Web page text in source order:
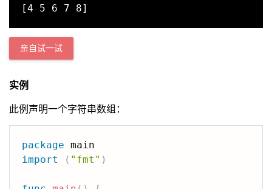
亲自试一试
实例
此例声明一个字符串数组：
package
import
( "fmt" )